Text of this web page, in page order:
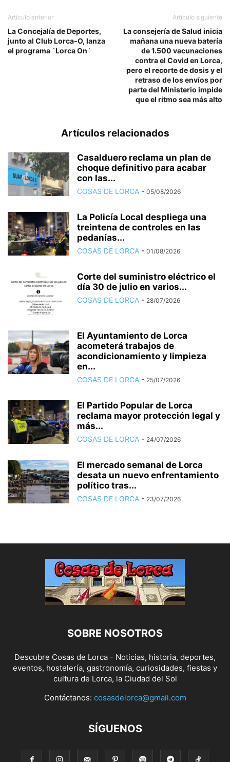
Artículo anterior
La Concejalía de Deportes,
junto al Club Lorca-O, lanza
el programa ´Lorca On´
Artículo siguiente
La consejería de Salud inicia
mañana una nueva batería
de 1.500 vacunaciones
contra el Covid en Lorca,
pero el recorte de dosis y el
retraso de los envíos por
parte del Ministerio impide
que el ritmo sea más alto
Artículos relacionados
Casalduero reclama un plan de
choque definitivo para acabar
con las...
COSAS DE LORCA - 05/08/2026
La Policía Local despliega una
treintena de controles en las
pedanías...
COSAS DE LORCA - 01/08/2026
Corte del suministro eléctrico el
día 30 de julio en varios...
COSAS DE LORCA - 28/07/2026
El Ayuntamiento de Lorca
acometerá trabajos de
acondicionamiento y limpieza
en...
COSAS DE LORCA - 25/07/2026
El Partido Popular de Lorca
reclama mayor protección legal y
más...
COSAS DE LORCA - 24/07/2026
El mercado semanal de Lorca
desata un nuevo enfrentamiento
político tras...
COSAS DE LORCA - 23/07/2026
SOBRE NOSOTROS
Descubre Cosas de Lorca - Noticias, historia, deportes,
eventos, hostelería, gastronomía, curiosidades, fiestas y
cultura de Lorca, la Ciudad del Sol
Contáctanos: cosasdelorca@gmail.com
SÍGUENOS